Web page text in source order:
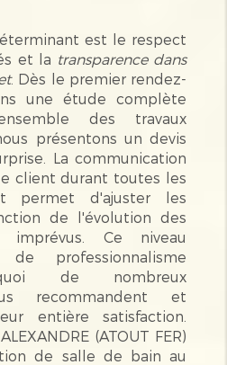
est le respect
et la transparence dans
. Dès le premier rendez-
une étude complète
des travaux
présentons un devis
La communication
client durant toutes les
permet d'ajuster les
de l'évolution des
Ce niveau
professionnalisme
de nombreux
recommandent et
entière satisfaction.
(ATOUT FER)
de salle de bain au